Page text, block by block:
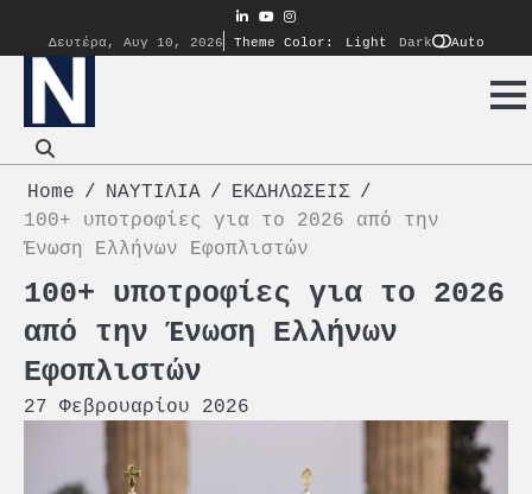
content
linkedin
youtube
instagram
Δευτέρα, Αυγ 10, 2026
Theme Color: Light Dark Auto
Home ΝΑΥΤΙΛΙΑ
ΕΚΔΗΛΩΣΕΙΣ
100+ υποτροφίες για το 2026 από την
Ένωση Ελλήνων Εφοπλιστών
100+ υποτροφίες για το 2026
από την Ένωση Ελλήνων
Εφοπλιστών
27 Φεβρουαρίου 2026